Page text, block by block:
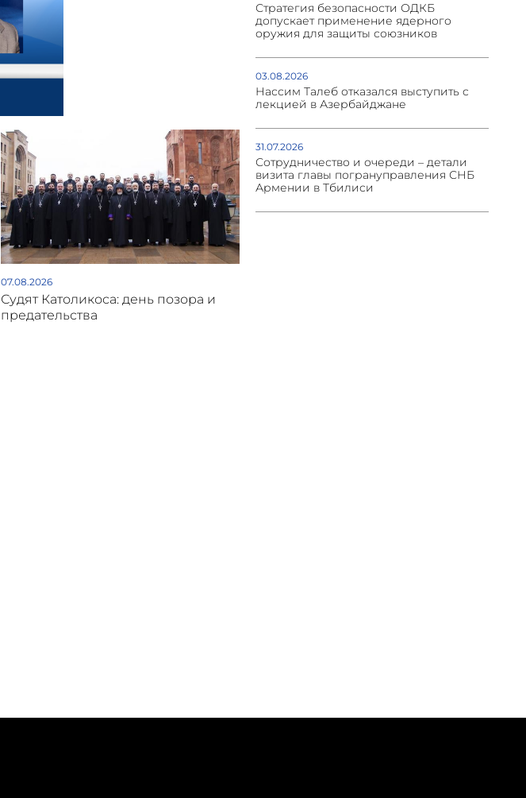
07.08.2026
Судят Католикоса: день позора и
предательства
Стратегия безопасности ОДКБ
допускает применение ядерного
оружия для защиты союзников
03.08.2026
Нассим Талеб отказался выступить с
лекцией в Азербайджане
31.07.2026
Сотрудничество и очереди – детали
визита главы погрануправления СНБ
Армении в Тбилиси